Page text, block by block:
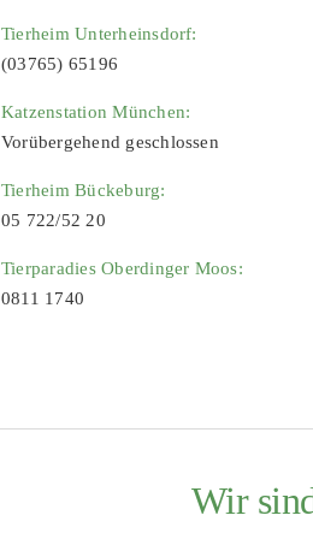
Tierheim Unterheinsdorf:
(03765) 65196
Katzenstation München:
Vorübergehend geschlossen
Tierheim Bückeburg:
05 722/52 20
Tierparadies Oberdinger Moos:
0811 1740
Wir